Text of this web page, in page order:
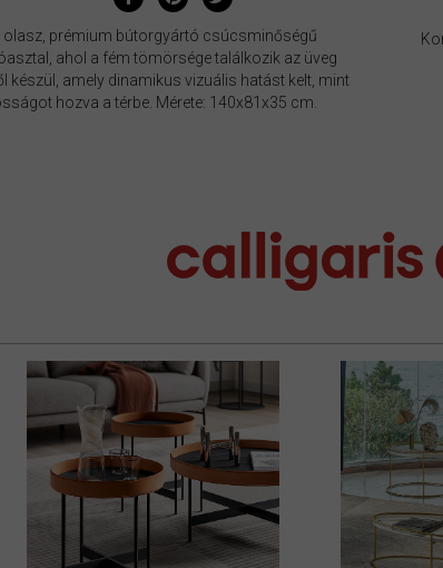
olasz, prémium bútorgyártó csúcsminőségű
ahol a fém tömörsége találkozik az üveg
készül, amely dinamikus vizuális hatást kelt, mint
hozva a térbe. Mérete: 140x81x35 cm.